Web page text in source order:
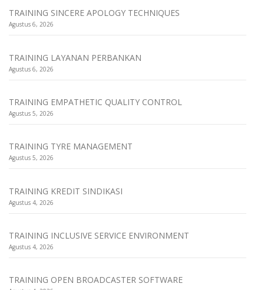
TRAINING SINCERE APOLOGY TECHNIQUES
Agustus 6, 2026
TRAINING LAYANAN PERBANKAN
Agustus 6, 2026
TRAINING EMPATHETIC QUALITY CONTROL
Agustus 5, 2026
TRAINING TYRE MANAGEMENT
Agustus 5, 2026
TRAINING KREDIT SINDIKASI
Agustus 4, 2026
TRAINING INCLUSIVE SERVICE ENVIRONMENT
Agustus 4, 2026
TRAINING OPEN BROADCASTER SOFTWARE